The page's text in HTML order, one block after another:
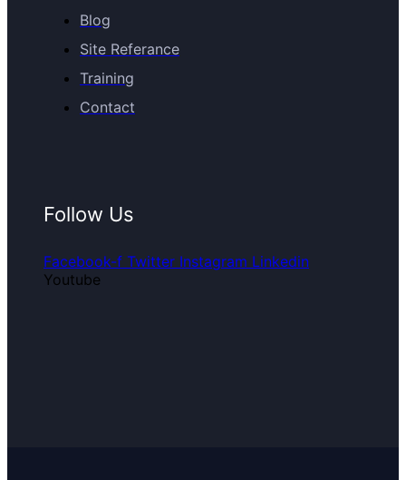
Blog
Site Referance
Training
Contact
Follow Us
Facebook-f Twitter Instagram Linkedin
Youtube